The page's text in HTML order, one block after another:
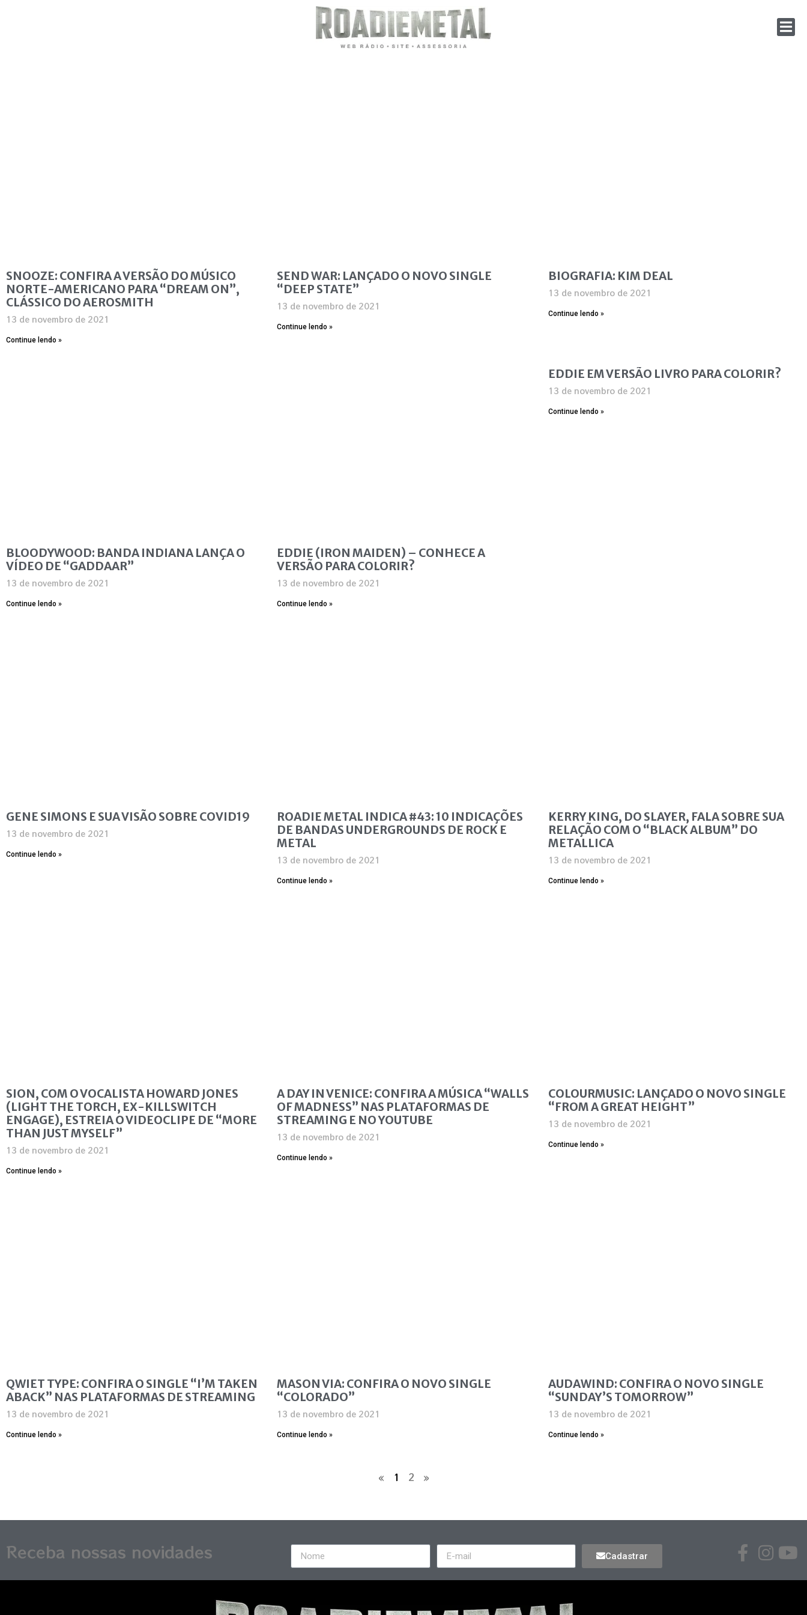
SNOOZE: CONFIRA A VERSÃO DO MÚSICO
NORTE-AMERICANO PARA “DREAM ON”,
CLÁSSICO DO AEROSMITH
13 de novembro de 2021
Continue lendo »
SEND WAR: LANÇADO O NOVO SINGLE
“DEEP STATE”
13 de novembro de 2021
Continue lendo »
BIOGRAFIA: KIM DEAL
13 de novembro de 2021
Continue lendo »
BLOODYWOOD: BANDA INDIANA LANÇA O
VÍDEO DE “GADDAAR”
13 de novembro de 2021
Continue lendo »
EDDIE (IRON MAIDEN) – CONHECE A
VERSÃO PARA COLORIR?
13 de novembro de 2021
Continue lendo »
EDDIE EM VERSÃO LIVRO PARA COLORIR?
13 de novembro de 2021
Continue lendo »
GENE SIMONS E SUA VISÃO SOBRE COVID19
13 de novembro de 2021
Continue lendo »
ROADIE METAL INDICA #43: 10 INDICAÇÕES
DE BANDAS UNDERGROUNDS DE ROCK E
METAL
13 de novembro de 2021
Continue lendo »
KERRY KING, DO SLAYER, FALA SOBRE SUA
RELAÇÃO COM O “BLACK ALBUM” DO
METALLICA
13 de novembro de 2021
Continue lendo »
SION, COM O VOCALISTA HOWARD JONES
(LIGHT THE TORCH, EX-KILLSWITCH
ENGAGE), ESTREIA O VIDEOCLIPE DE “MORE
THAN JUST MYSELF”
13 de novembro de 2021
Continue lendo »
A DAY IN VENICE: CONFIRA A MÚSICA “WALLS
OF MADNESS” NAS PLATAFORMAS DE
STREAMING E NO YOUTUBE
13 de novembro de 2021
Continue lendo »
COLOURMUSIC: LANÇADO O NOVO SINGLE
“FROM A GREAT HEIGHT”
13 de novembro de 2021
Continue lendo »
QWIET TYPE: CONFIRA O SINGLE “I’M TAKEN
ABACK” NAS PLATAFORMAS DE STREAMING
13 de novembro de 2021
Continue lendo »
MASON VIA: CONFIRA O NOVO SINGLE
“COLORADO”
13 de novembro de 2021
Continue lendo »
AUDAWIND: CONFIRA O NOVO SINGLE
“SUNDAY’S TOMORROW”
13 de novembro de 2021
Continue lendo »
« 1 2 »
Receba nossas novidades Cadastrar